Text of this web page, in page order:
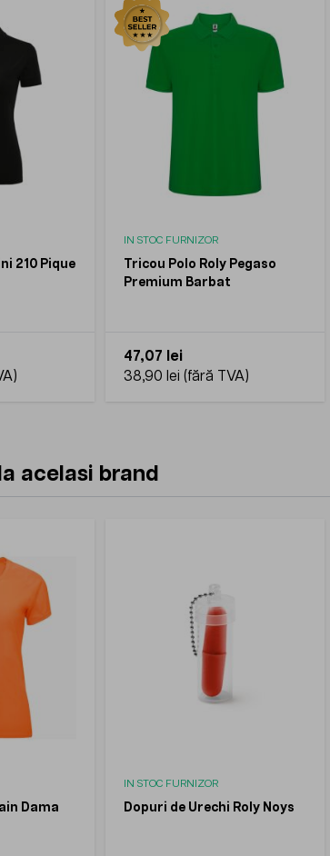
210 Pique
IN STOC FURNIZOR
Tricou Polo Roly Pegaso
Premium Barbat
47,07 lei
38,90 lei
acelasi brand
Dama
IN STOC FURNIZOR
Dopuri de Urechi Roly Noys